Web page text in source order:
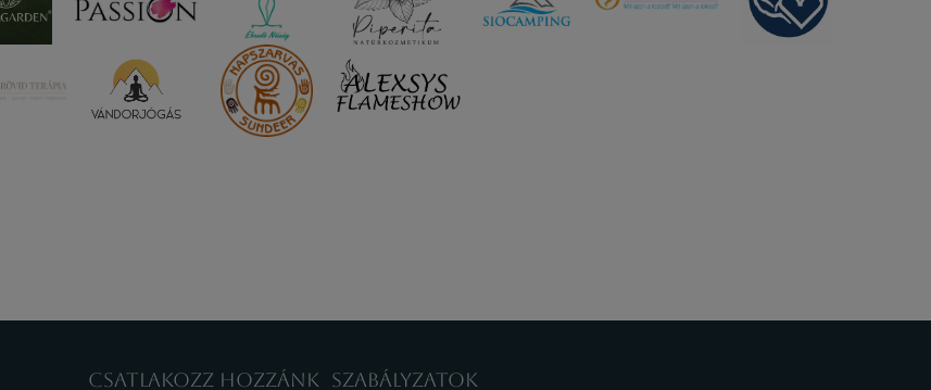
CSATLAKOZZ HOZZÁNK SZABÁLYZATOK